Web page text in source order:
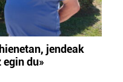
jendeak
du»